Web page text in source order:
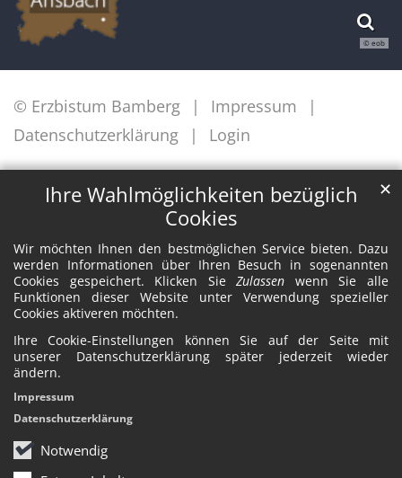
Ihre Wahlmöglichkeiten bezüglich
Cookies
Wir möchten Ihnen den bestmöglichen Service bieten. Dazu
werden Informationen über Ihren Besuch in sogenannten
Cookies gespeichert. Klicken SieZulassen wenn Sie alle
Funktionen dieser Website unter Verwendung spezieller
Cookies aktiveren möchten.
Ihre Cookie-Einstellungen können Sie auf der Seite mit
unserer Datenschutzerklärung später jederzeit wieder
ändern.
Notwendig
✕
Impressum
Datenschutzerklärung
© eob
© Erzbistum Bamberg
Impressum
Datenschutzerklärung
Login